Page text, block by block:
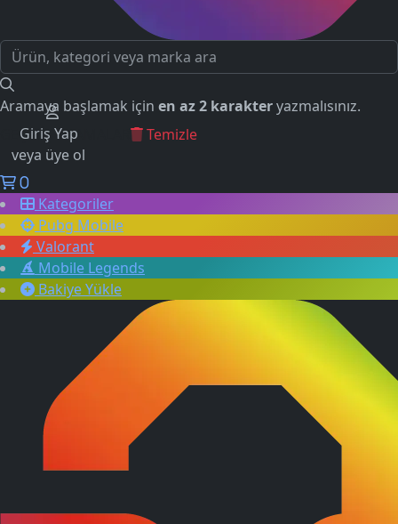
Aramaya başlamak için en az 2 karakteryazmalısınız.
GEÇMİŞ ARAMALAR
Temizle
Giriş Yap
veya üye ol
0
Kategoriler
Pubg Mobile
Valorant
Mobile Legends
Bakiye Yükle